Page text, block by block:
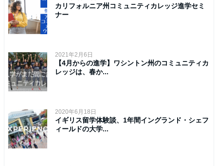
カリフォルニア州コミュニティカレッジ進学セミ
ナー
2021年2月6日
【4月からの進学】ワシントン州のコミュニティカ
レッジは、春か...
2020年6月18日
イギリス留学体験談、1年間イングランド・シェフ
ィールドの大学...